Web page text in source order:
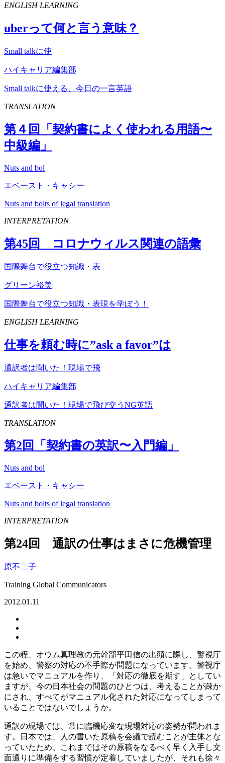
ENGLISH LEARNING
uberって何と言う意味？
Small talkに使
ハイキャリア編集部
Small talkに使える、今日の一言英語
TRANSLATION
第４回「契約書によく使われる用語〜
中級編」
Nuts and bol
エベースト・キャシー
Nuts and bolts of legal translation
INTERPRETATION
第45回 コロナウィルス関連の語彙
国際舞台で役立つ知識・表
グリーン裕美
国際舞台で役立つ知識・表現を学ぼう！
ENGLISH LEARNING
仕事を頼む時に”ask a favor”は
通訳者は聞いた！現場で飛
ハイキャリア編集部
通訳者は聞いた！現場で飛び交うNG英語
TRANSLATION
第2回「契約書の英訳〜入門編」
Nuts and bol
エベースト・キャシー
Nuts and bolts of legal translation
INTERPRETATION
第24回 通訳の仕事はまさに危機管理
原不二子
Training Global Communicators
2012.01.11
この程、オウム真理教の元幹部平田信の出頭に際し、警視庁
を始め、警察の対応の不手際が問題になっています。警視庁
は急いでマニュアルを作り、「対応の徹底を期す」としてい
ますが、今の日本社会の問題のひとつは、考えることが疎か
にされ、すべてがマニュアル化された対応になってしまって
いることではないでしょうか。
通訳の現場では、常に臨機応変な現場対応の姿勢が問われま
す。日本では、人の書いた原稿を会議で読むことが主体とな
っていたため、これまではその原稿をなるべく早く入手し文
面通りに準備をする習慣が定着していましたが、それも徐々